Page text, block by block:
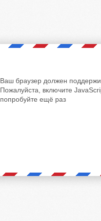
Ваш браузер должен
Пожалуйста, включите
попробуйте ещё раз